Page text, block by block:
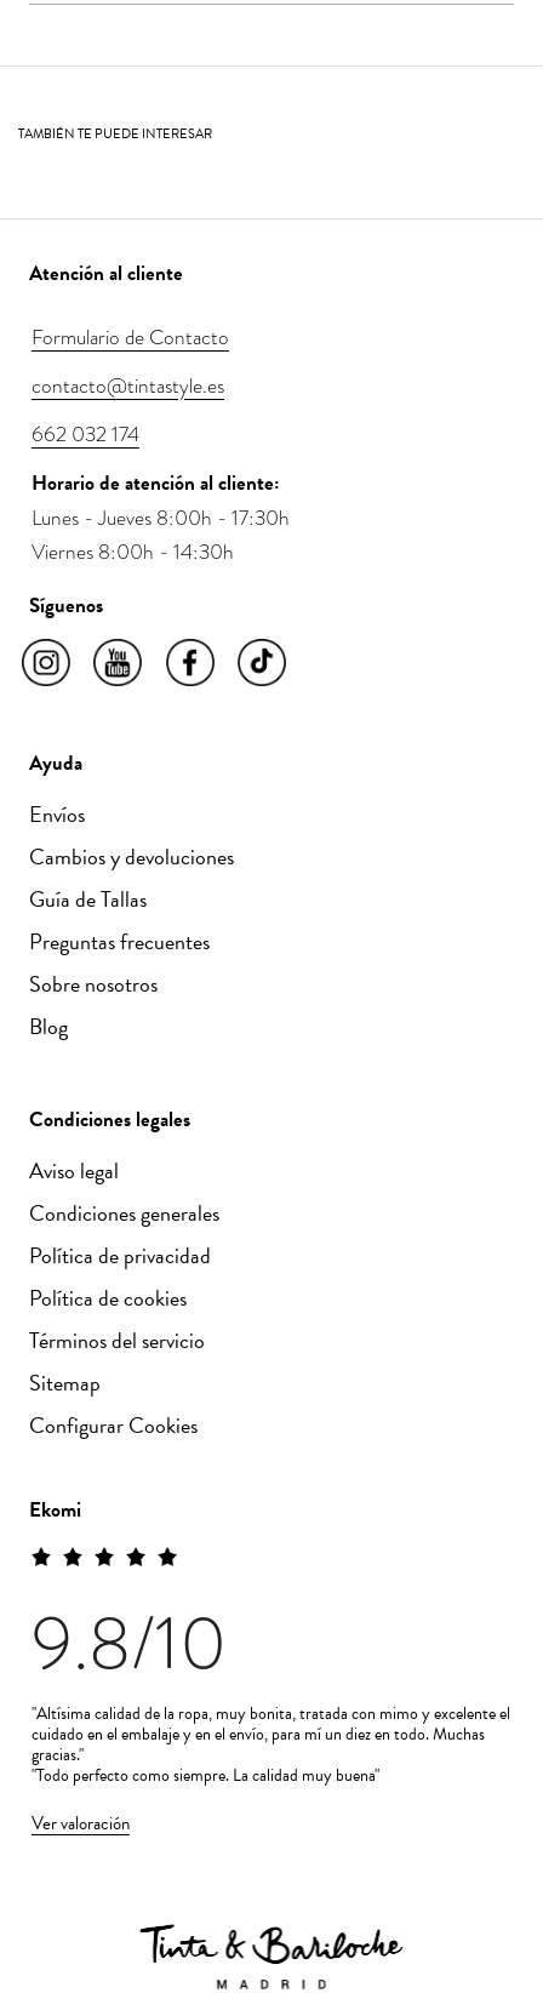
TAMBIÉN TE PUEDE INTERESAR
Atención al cliente
Formulario de Contacto
contacto@tintastyle.es
662 032 174
Horario de atención al cliente:
Lunes - Jueves 8:00h - 17:30h
Viernes 8:00h - 14:30h
Síguenos
Ayuda
Envíos
Cambios y devoluciones
Guía de Tallas
Preguntas frecuentes
Sobre nosotros
Blog
Condiciones legales
Aviso legal
Condiciones generales
Política de privacidad
Política de cookies
Términos del servicio
Sitemap
Configurar Cookies
Ekomi
9.8/10
"Altísima calidad de la ropa, muy bonita, tratada con mimo y excelente el
cuidado en el embalaje y en el envío, para mí un diez en todo. Muchas
gracias."
"Todo perfecto como siempre. La calidad muy buena"
Ver valoración